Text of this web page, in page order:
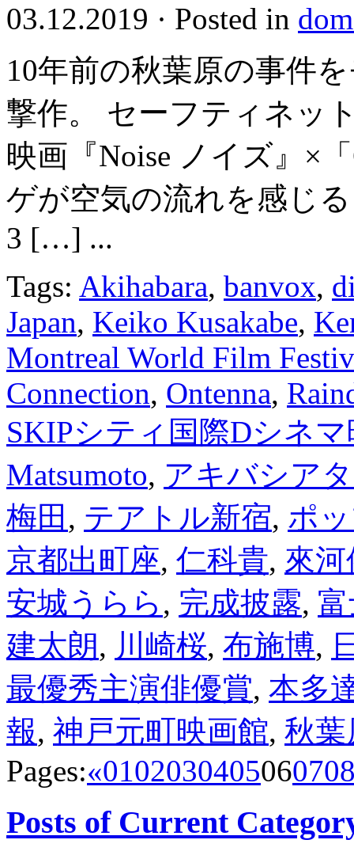
03.12.2019 · Posted in
10年前の秋葉原の事件
撃作。 セーフティネッ
映画『Noise ノイズ』×
ゲが空気の流れを感じ
3 […] ...
Tags: Akihabara, banvox,
Japan, Keiko Kusakabe,
Montreal World Film
Connection, Ontenna,
SKIPシティ国際Dシネ
Matsumoto, アキバシア
梅田 , テアトル新宿, ポ
京都出町座, 仁科貴, 來
安城うらら , 完成披露,
建太朗, 川崎桜, 布施博,
最優秀主演俳優賞, 本多
報, 神戸元町映画館, 秋葉
Pages:«01020304050607
Posts of Current